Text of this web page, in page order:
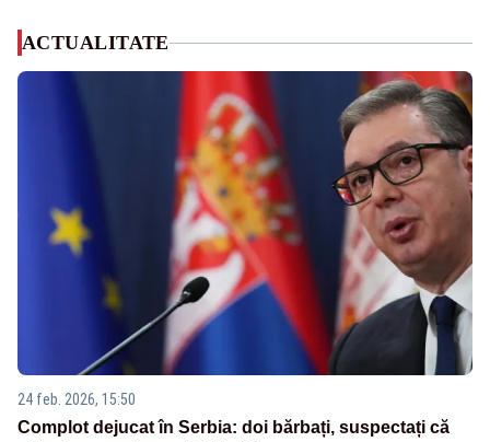
ACTUALITATE
24 feb. 2026, 15:50
Complot dejucat în Serbia: doi bărbați, suspectați că